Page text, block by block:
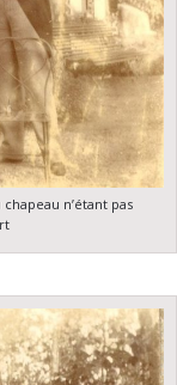
n’étant pas